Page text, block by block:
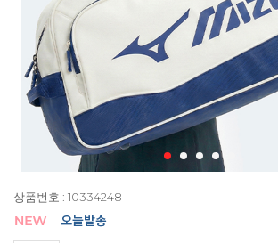
상품번호 : 10334248